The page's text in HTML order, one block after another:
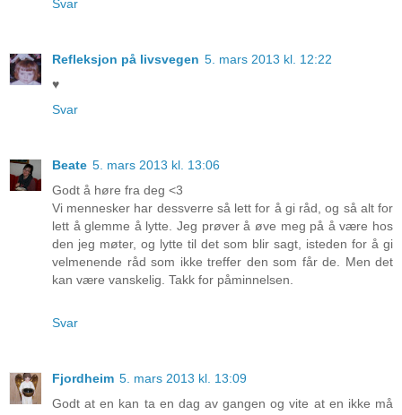
Svar
Refleksjon på livsvegen 5. mars 2013 kl. 12:22
♥
Svar
Beate 5. mars 2013 kl. 13:06
Godt å høre fra deg <3
Vi mennesker har dessverre så lett for å gi råd, og så alt for
lett å glemme å lytte. Jeg prøver å øve meg på å være hos
den jeg møter, og lytte til det som blir sagt, isteden for å gi
velmenende råd som ikke treffer den som får de. Men det
kan være vanskelig. Takk for påminnelsen.
Svar
Fjordheim 5. mars 2013 kl. 13:09
Godt at en kan ta en dag av gangen og vite at en ikke må